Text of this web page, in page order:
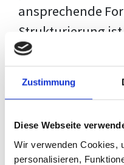
Zustimmung
Diese Webseite
Wir verwenden Cookies,
personalisieren,
ansprechende
Strukturierung
wie der Inhalt
eigene
Schulung ist so
deiner
anstatt eine